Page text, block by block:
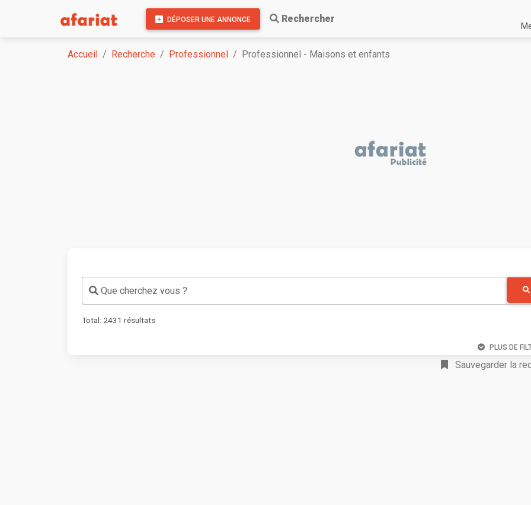
DÉPOSER UNE ANNONCE Rechercher
Accueil Recherche Professionnel Professionnel - Maisons et enfants
Que cherchez vous ?
Total: 2431 résultats
PLUS DE
Sauvegarder la